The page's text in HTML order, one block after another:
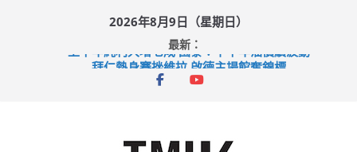
2026年8月9日（星期日）
最新：
上半年純利大增七成 國泰：下半年油價續波動
拜仁熱身賽挫維拉 啟德主場館奪錦標
性罪行修例獲九成支持 鄧炳強：爭取今屆任期內完成立法